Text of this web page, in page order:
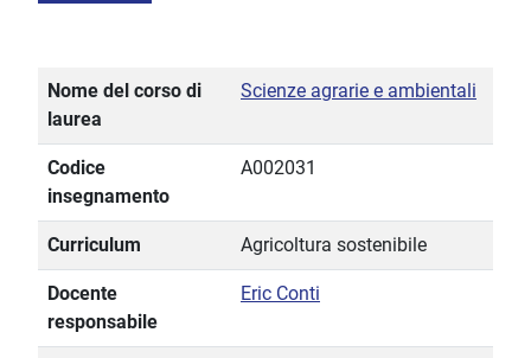
Nome del corso di
laurea
Scienze agrarie e ambientali
Codice
insegnamento
A002031
Curriculum Agricoltura sostenibile
Docente
responsabile
Eric Conti